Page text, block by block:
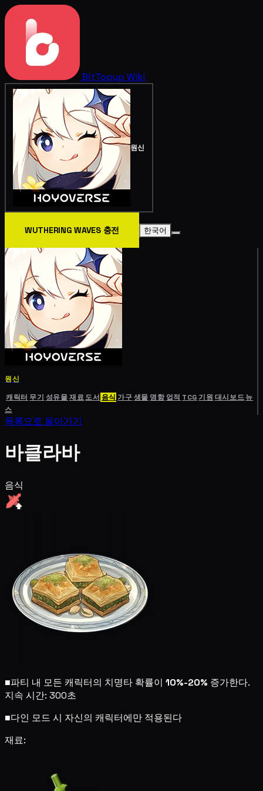
BitTopup Wiki
원신
WUTHERING WAVES 충전 한국어
원신
캐릭터 무기 성유물재료도서 음식 가구생물 명함 업적 TCG기원 대시보드뉴
스
목록으로 돌아가기
바클라바
음식
■파티 내 모든 캐릭터의 치명타 확률이 10%-20% 증가한다.
지속 시간: 300초
■다인 모드 시 자신의 캐릭터에만 적용된다
재료: